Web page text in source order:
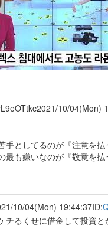
2021/10/04(Mon)
手としてるのが『注意を払
最も嫌いなのが『敬意を払
10/04(Mon) 19:44:37ID:
チるくせに借金して投資と